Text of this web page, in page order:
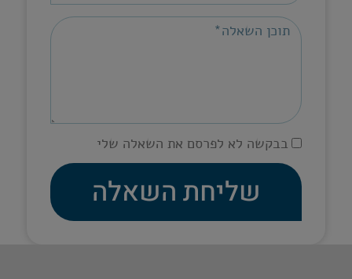
בבקשה לא לפרסם את השאלה שלי
שליחת השאלה